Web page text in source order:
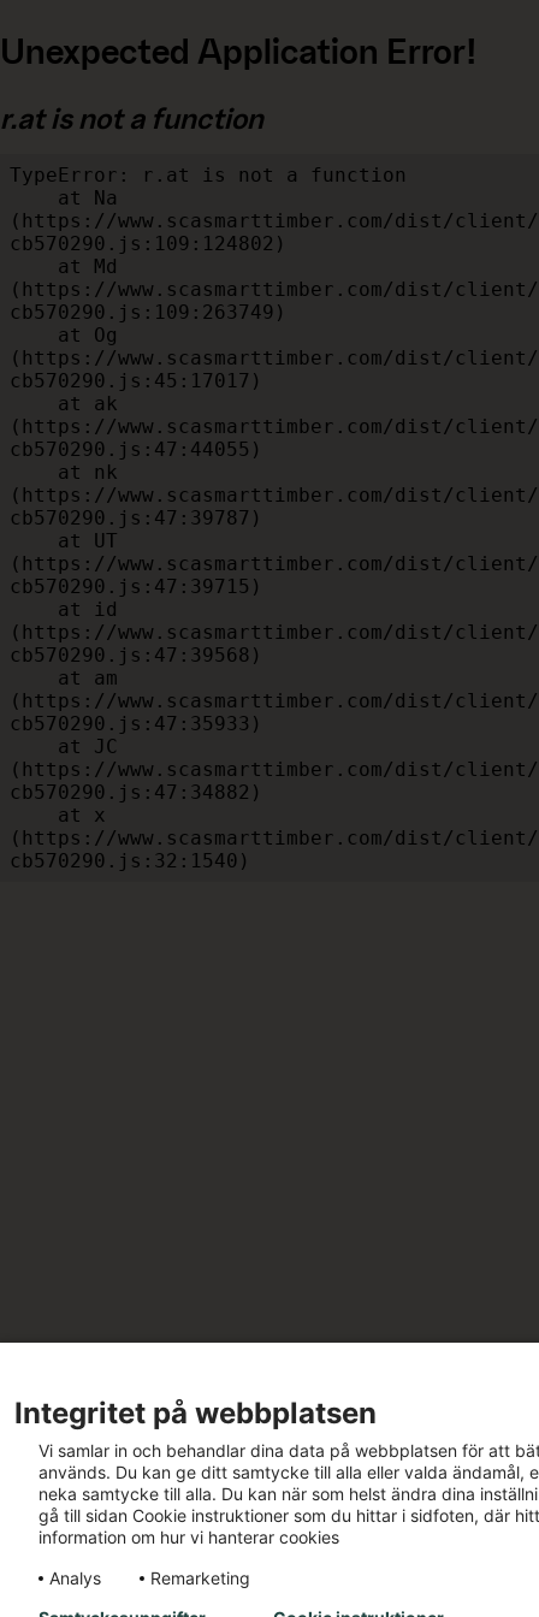
Unexpected Application Error!
r.at is not a function
TypeError: r.at is not a function
(https://www.scasmarttimber.com/dist/
cb570290.js:109:124802)
(https://www.scasmarttimber.com/dist/
cb570290.js:109:263749)
(https://www.scasmarttimber.com/dist/
cb570290.js:45:17017)
(https://www.scasmarttimber.com/dist/
cb570290.js:47:44055)
(https://www.scasmarttimber.com/dist/
cb570290.js:47:39787)
(https://www.scasmarttimber.com/dist/
cb570290.js:47:39715)
(https://www.scasmarttimber.com/dist/
cb570290.js:47:39568)
(https://www.scasmarttimber.com/dist/
cb570290.js:47:35933)
(https://www.scasmarttimber.com/dist/
cb570290.js:47:34882)
(https://www.scasmarttimber.com/dist/
cb570290.js:32:1540)
Integritet på webbplatsen
Vi samlar in och behandlar dina data på webbplatsen för att
används. Du kan ge ditt samtycke till alla eller valda ändamål,
neka samtycke till alla. Du kan när som helst ändra dina
gå till sidan Cookie instruktioner som du hittar i sidfoten, där
information om hur vi hanterar cookies
Analys
Remarketing